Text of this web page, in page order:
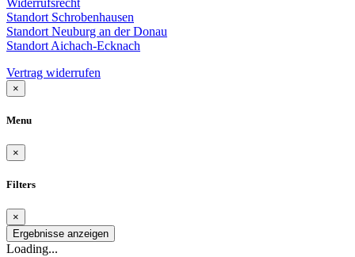
Standort Schrobenhausen
Standort Neuburg an der Donau
Standort Aichach-Ecknach
Vertrag widerrufen
×
Menu
×
Filters
×
Ergebnisse anzeigen
Loading...